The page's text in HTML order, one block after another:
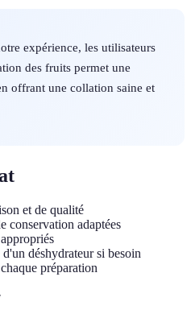
expérience, les utilisateurs
des fruits permet une
offrant une collation saine et
et de qualité
conservation adaptées
déshydrateur si besoin
préparation